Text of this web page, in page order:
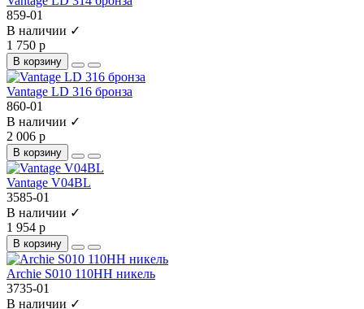
859-01
В наличии ✓
1 750 р
В корзину
Vantage LD 316 бронза
860-01
В наличии ✓
2 006 р
В корзину
Vantage V04BL
3585-01
В наличии ✓
1 954 р
В корзину
Archie S010 110HH никель
3735-01
В наличии ✓